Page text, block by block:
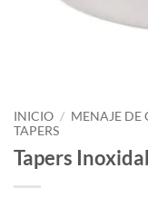
INICIO / MENAJE DE
TAPERS
Tapers